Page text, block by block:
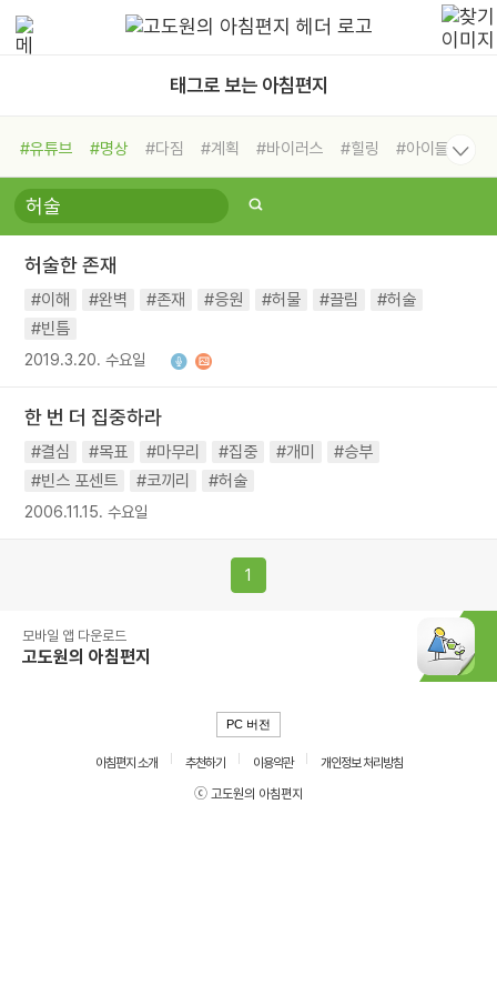
태그로 보는 아침편지
#유튜브 #명상 #다짐 #계획 #바이러스 #힐링
#아이들
#비전캠프
#독서캠프 #삶
#희망
#나눔 #친구 #링컨학교
#독서
#건강
허술한 존재
#이해 #완벽 #존재 #응원 #허물 #끌림
#허술
#빈틈
2019.3.20. 수요일
한 번 더 집중하라
#결심 #목표 #마무리 #집중 #개미
#승부
#빈스 포센트
#코끼리 #허술
2006.11.15. 수요일
1
모바일 앱 다운로드
고도원의 아침편지
PC 버전
아침편지 소개 추천하기 이용약관
개인정보 처리방침
ⓒ 고도원의 아침편지